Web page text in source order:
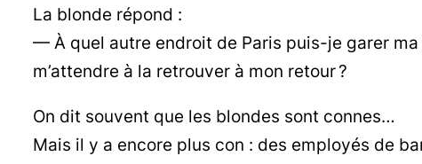
La blonde répond :
— À quel autre endroit de Paris puis-je garer
m’attendre à la retrouver à mon retour ?
On dit souvent que les blondes sont connes…
Mais il y a encore plus con : des employés de